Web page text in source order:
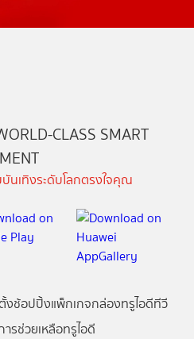
CLASS SMART
นเทิงระดับโลกตรงใจคุณ
งช้อปปิ้งแพ็กเกจกล่องทรูไอดีทีวี
ารช่วยเหลือทรูไอดี